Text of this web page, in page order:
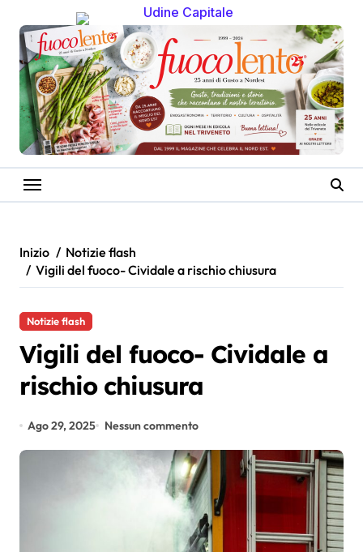
contenuto
Inizio
Notizie flash
Vigili del fuoco- Cividale a rischio chiusura
Notizie flash
Vigili del fuoco- Cividale a
rischio chiusura
Ago 29, 2025 Nessun commento